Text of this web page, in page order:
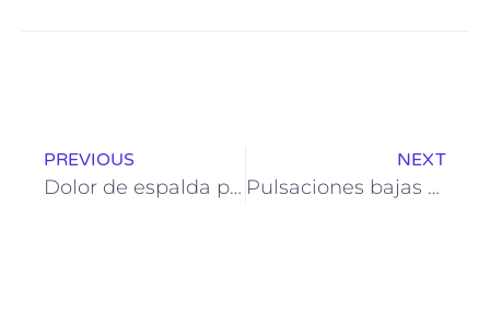
PREVIOUS
Dolor de espalda persistente: causas y tratamientos recomendados
NEXT
Pulsaciones bajas y cansancio: señales que no debes ignorar